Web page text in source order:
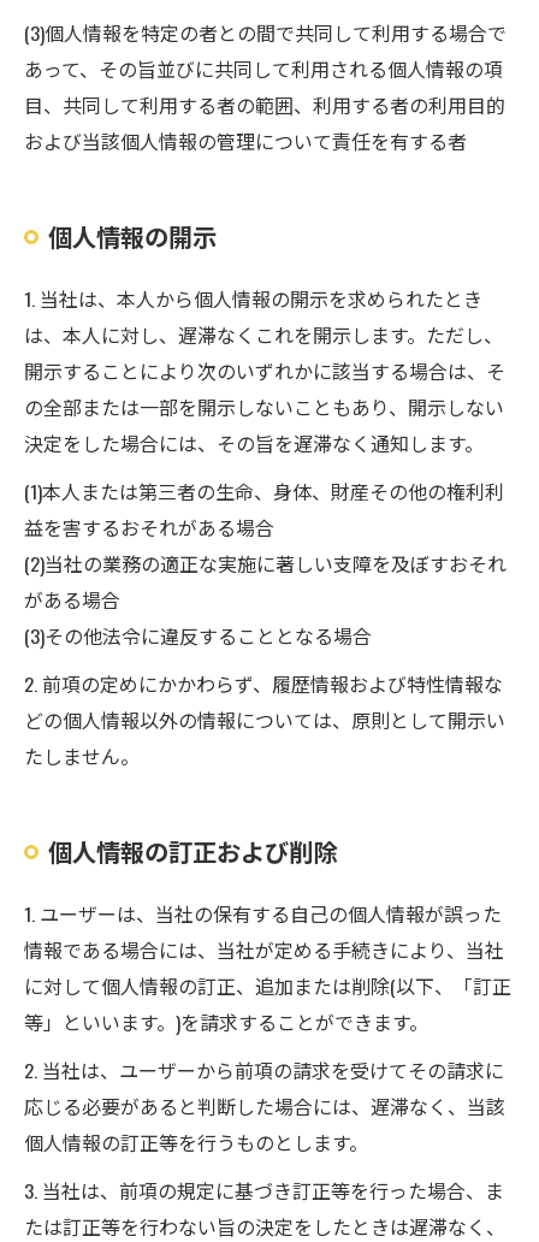
(3)個人情報を特定の者との間で共同して利用する場合で
あって、その旨並びに共同して利用される個人情報の項
目、共同して利用する者の範囲、利用する者の利用目的
および当該個人情報の管理について責任を有する者
個人情報の開示
1. 当社は、本人から個人情報の開示を求められたとき
は、本人に対し、遅滞なくこれを開示します。ただし、
開示することにより次のいずれかに該当する場合は、そ
の全部または一部を開示しないこともあり、開示しない
決定をした場合には、その旨を遅滞なく通知します。
(1)本人または第三者の生命、身体、財産その他の権利利
益を害するおそれがある場合
(2)当社の業務の適正な実施に著しい支障を及ぼすおそれ
がある場合
(3)その他法令に違反することとなる場合
2. 前項の定めにかかわらず、履歴情報および特性情報な
どの個人情報以外の情報については、原則として開示い
たしません。
個人情報の訂正および削除
1. ユーザーは、当社の保有する自己の個人情報が誤った
情報である場合には、当社が定める手続きにより、当社
に対して個人情報の訂正、追加または削除(以下、「訂正
等」といいます。)を請求することができます。
2. 当社は、ユーザーから前項の請求を受けてその請求に
応じる必要があると判断した場合には、遅滞なく、当該
個人情報の訂正等を行うものとします。
3. 当社は、前項の規定に基づき訂正等を行った場合、ま
たは訂正等を行わない旨の決定をしたときは遅滞なく、